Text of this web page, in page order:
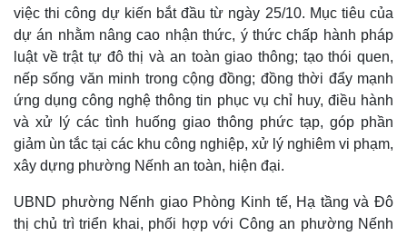
việc thi công dự kiến bắt đầu từ ngày 25/10. Mục tiêu của
dự án nhằm nâng cao nhận thức, ý thức chấp hành pháp
luật về trật tự đô thị và an toàn giao thông; tạo thói quen,
nếp sống văn minh trong cộng đồng; đồng thời đẩy mạnh
ứng dụng công nghệ thông tin phục vụ chỉ huy, điều hành
và xử lý các tình huống giao thông phức tạp, góp phần
giảm ùn tắc tại các khu công nghiệp, xử lý nghiêm vi phạm,
xây dựng phường Nếnh an toàn, hiện đại.
UBND phường Nếnh giao Phòng Kinh tế, Hạ tầng và Đô
thị chủ trì triển khai, phối hợp với Công an phường Nếnh